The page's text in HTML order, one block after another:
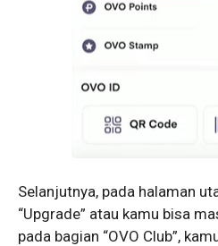
Selanjutnya, pada halaman
“Upgrade” atau kamu bisa
pada bagian “OVO Club”,